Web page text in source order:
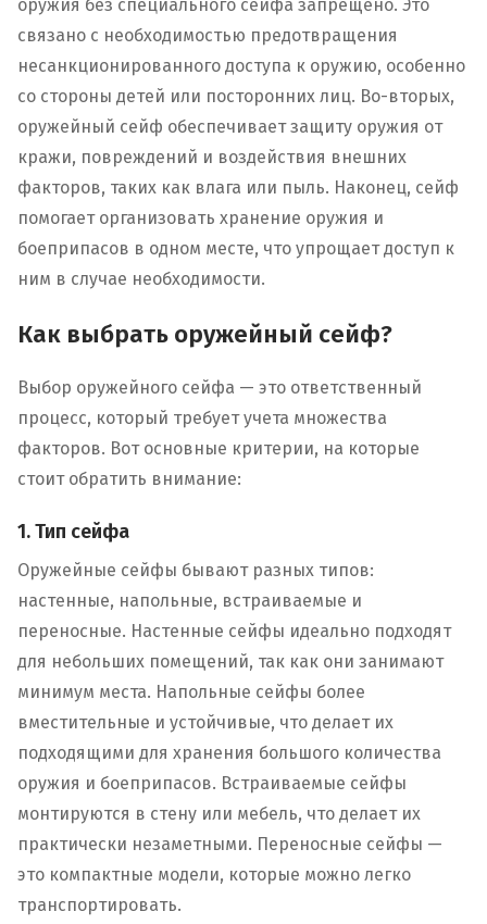
оружия без специального сейфа запрещено. Это
связано с необходимостью предотвращения
несанкционированного доступа к оружию, особенно
со стороны детей или посторонних лиц. Во-вторых,
оружейный сейф обеспечивает защиту оружия от
кражи, повреждений и воздействия внешних
факторов, таких как влага или пыль. Наконец, сейф
помогает организовать хранение оружия и
боеприпасов в одном месте, что упрощает доступ к
ним в случае необходимости.
Как выбрать оружейный сейф?
Выбор оружейного сейфа — это ответственный
процесс, который требует учета множества
факторов. Вот основные критерии, на которые
стоит обратить внимание:
1. Тип сейфа
Оружейные сейфы бывают разных типов:
настенные, напольные, встраиваемые и
переносные. Настенные сейфы идеально подходят
для небольших помещений, так как они занимают
минимум места. Напольные сейфы более
вместительные и устойчивые, что делает их
подходящими для хранения большого количества
оружия и боеприпасов. Встраиваемые сейфы
монтируются в стену или мебель, что делает их
практически незаметными. Переносные сейфы —
это компактные модели, которые можно легко
транспортировать.